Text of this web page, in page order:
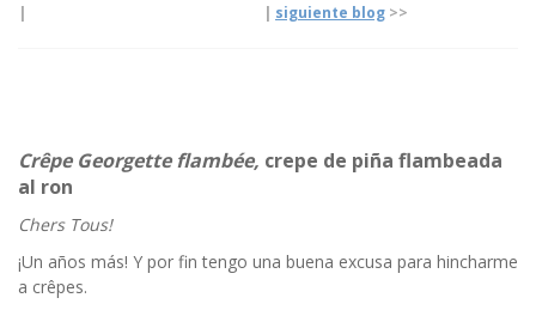
|
| siguiente blog >>
Crêpe Georgette flambée, crepe de piña flambeada
al ron
Chers Tous!
¡Un años más! Y por fin tengo una buena excusa para hincharme
a crêpes.